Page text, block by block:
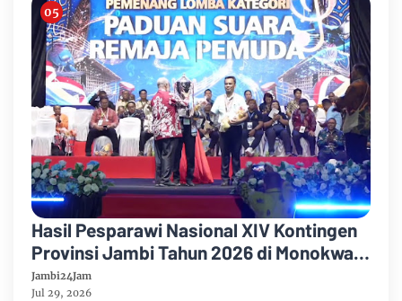
Hasil Pesparawi Nasional XIV Kontingen
Provinsi Jambi Tahun 2026 di Monokwari
Papua Barat
Jambi24Jam
Jul 29, 2026